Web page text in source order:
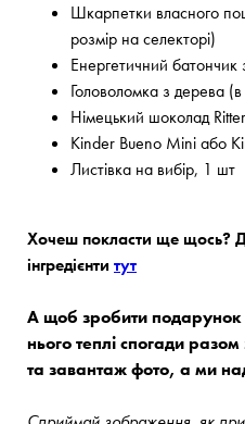
Шкарпетки власного
розмір на селекторі)
Енергетичний батончик
Головоломка з дерева
Німецький шоколад
Kinder Bueno Mini або
Листівка на вибір, 1 шт
Хочеш покласти ще щось?
інгредієнти тут
А щоб зробити подарунок
нього теплі спогади
та завантаж фото, а ми